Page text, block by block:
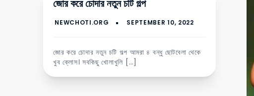
জোর করে চোদার নতুন চটি গল্প
জোর করে চোদার নতুন চটি গল্প আমরা ৪ বন্ধু ছোটবেলা থেকে
খুব ক্লোস। সবকিছু খোলাখুলি […]